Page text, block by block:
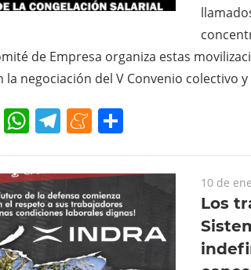
de Empresa organiza estas
la negociación del V Convenio colectivo
WhatsApp
Telegram
Meneame
10 de
Los